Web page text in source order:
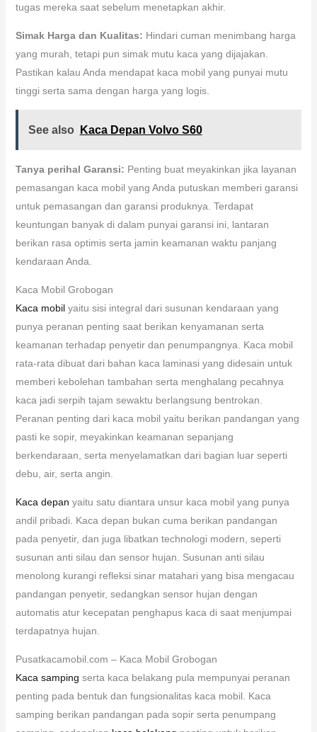
tugas mereka saat sebelum menetapkan akhir.
Simak Harga dan Kualitas: Hindari cuman menimbang harga
yang murah, tetapi pun simak mutu kaca yang dijajakan.
Pastikan kalau Anda mendapat kaca mobil yang punyai mutu
tinggi serta sama dengan harga yang logis.
See also Kaca Depan Volvo S60
Tanya perihal Garansi: Penting buat meyakinkan jika layanan
pemasangan kaca mobil yang Anda putuskan memberi garansi
untuk pemasangan dan garansi produknya. Terdapat
keuntungan banyak di dalam punyai garansi ini, lantaran
berikan rasa optimis serta jamin keamanan waktu panjang
kendaraan Anda.
Kaca Mobil Grobogan
Kaca mobilyaitu sisi integral dari susunan kendaraan yang
punya peranan penting saat berikan kenyamanan serta
keamanan terhadap penyetir dan penumpangnya. Kaca mobil
rata-rata dibuat dari bahan kaca laminasi yang didesain untuk
memberi kebolehan tambahan serta menghalang pecahnya
kaca jadi serpih tajam sewaktu berlangsung bentrokan.
Peranan penting dari kaca mobil yaitu berikan pandangan yang
pasti ke sopir, meyakinkan keamanan sepanjang
berkendaraan, serta menyelamatkan dari bagian luar seperti
debu, air, serta angin.
Kaca depan yaitu satu diantara unsur kaca mobil yang punya
andil pribadi. Kaca depan bukan cuma berikan pandangan
pada penyetir, dan juga libatkan technologi modern, seperti
susunan anti silau dan sensor hujan. Susunan anti silau
menolong kurangi refleksi sinar matahari yang bisa mengacau
pandangan penyetir, sedangkan sensor hujan dengan
automatis atur kecepatan penghapus kaca di saat menjumpai
terdapatnya hujan.
Pusatkacamobil.com – Kaca Mobil Grobogan
Kaca samping serta kaca belakang pula mempunyai peranan
penting pada bentuk dan fungsionalitas kaca mobil. Kaca
samping berikan pandangan pada sopir serta penumpang